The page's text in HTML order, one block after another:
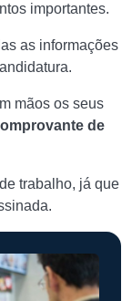
importantes.
as informações
mãos os seus
de
trabalho, já que